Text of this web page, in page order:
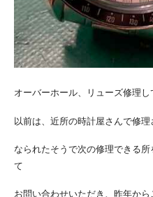
オーバーホール、リューズ修理し
以前は、近所の時計屋さんで修
なられたそうで次の修理できる
て
お問い合わせいただき、昨年から